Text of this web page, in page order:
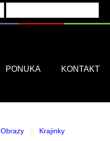
PONUKA KONTAKT
Obrazy
Krajinky